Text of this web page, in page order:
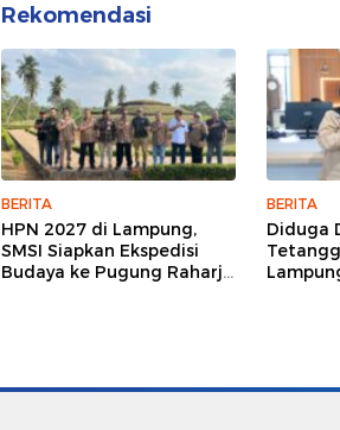
Rekomendasi
BERITA
HPN 2027 di Lampung,
SMSI Siapkan Ekspedisi
Budaya ke Pugung Raharjo
BERITA
Diduga